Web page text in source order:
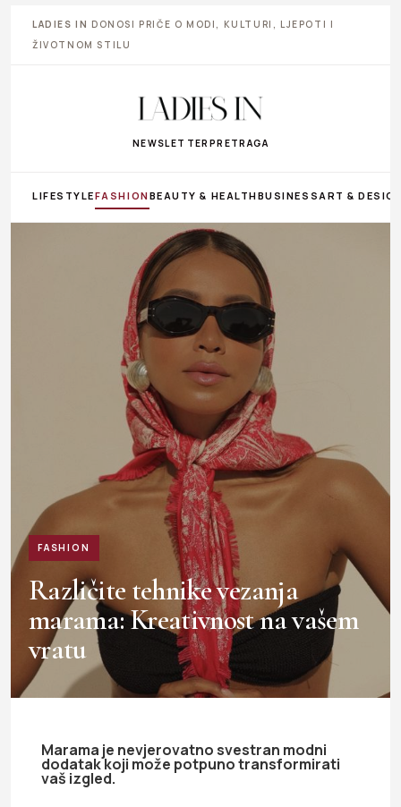
LADIES IN DONOSI PRIČE O MODI, KULTURI, LJEPOTI I
ŽIVOTNOM STILU
NEWSLETTER PRETRAGA
LIFESTYLEFASHIONBEAUTY & HEALTHBUSINESS ART &
FASHION
Različite tehnike vezanja
marama: Kreativnost na vašem
vratu
Marama je nevjerovatno svestran modni
dodatak koji može potpuno transformirati
vaš izgled.